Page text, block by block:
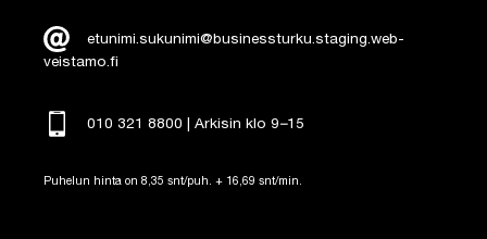
etunimi.sukunimi@businessturku.staging.web-
veistamo.fi
010 321 8800 | Arkisin klo 9–15
Puhelun hinta on 8,35 snt/puh. + 16,69 snt/min.